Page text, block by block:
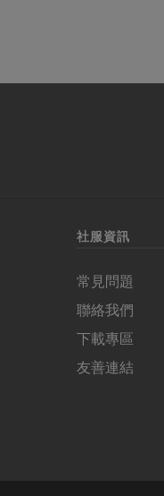
社服資訊
常見問題
聯絡我們
下載專區
友善連結